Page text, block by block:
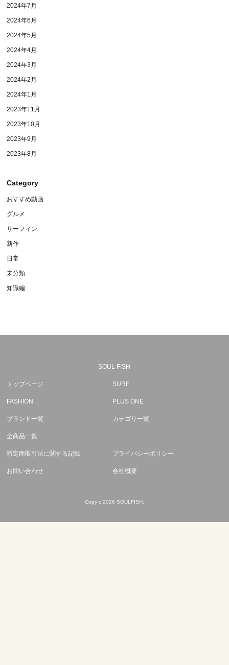
2024年7月
2024年6月
2024年5月
2024年4月
2024年3月
2024年2月
2024年1月
2023年11月
2023年10月
2023年9月
2023年8月
Category
おすすめ動画
グルメ
サーフィン
新作
日常
未分類
知識編
SOUL FISH
トップページ SURF
FASHION PLUS ONE
ブランド一覧 カテゴリ一覧
全商品一覧
特定商取引法に関する記載 プライバシーポリシー
お問い合わせ 会社概要
Copy c 2026 SOULFISH.